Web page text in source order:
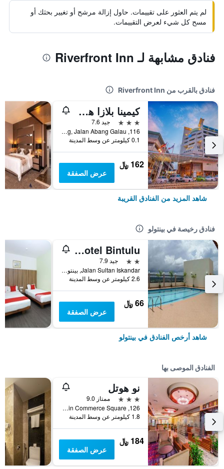
لم يتم العثور على تقييمات. حاول إزالة مرشح أو تغيير بحثك أو
مسح كل شيء لعرض التقييمات.
فنادق مشابهة لـ Riverfront Inn
فنادق بالقرب من Riverfront Inn
كيمينا بلازا هوتل
3 نجوم
جيد 7.6
116, Taman Sri Dagang, Jalan Abang Galau, بينتولو, ماليزيا
0.1 كيلومتر عن وسط المدينة
162 ﷼
عرض الصفقة
شاهد المزيد من الفنادق القريبة
فنادق رخيصة في بينتولو
Li Hua Hotel Bintulu
2 نجمتين
جيد 7.9
Jalan Sultan Iskandar, بينتولو, ماليزيا
2.6 كيلومتر عن وسط المدينة
66 ﷼
عرض الصفقة
شاهد أرخص الفنادق في بينتولو
الفنادق الموصى بها
نو هوتل
3 نجوم
ممتاز 9.0
126, Lot 8349 Assyakirin Commerce Square, بينتولو, ماليزيا
1.8 كيلومتر عن وسط المدينة
184 ﷼
عرض الصفقة